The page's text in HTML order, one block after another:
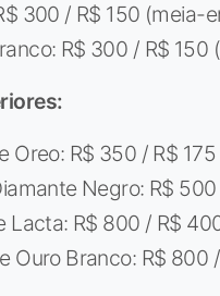
300 / R$ 150 (meia-
R$ 300 / R$ 150
Oreo: R$ 350 / R$
Negro: R$
Lacta: R$ 800 / R$
Ouro Branco: R$